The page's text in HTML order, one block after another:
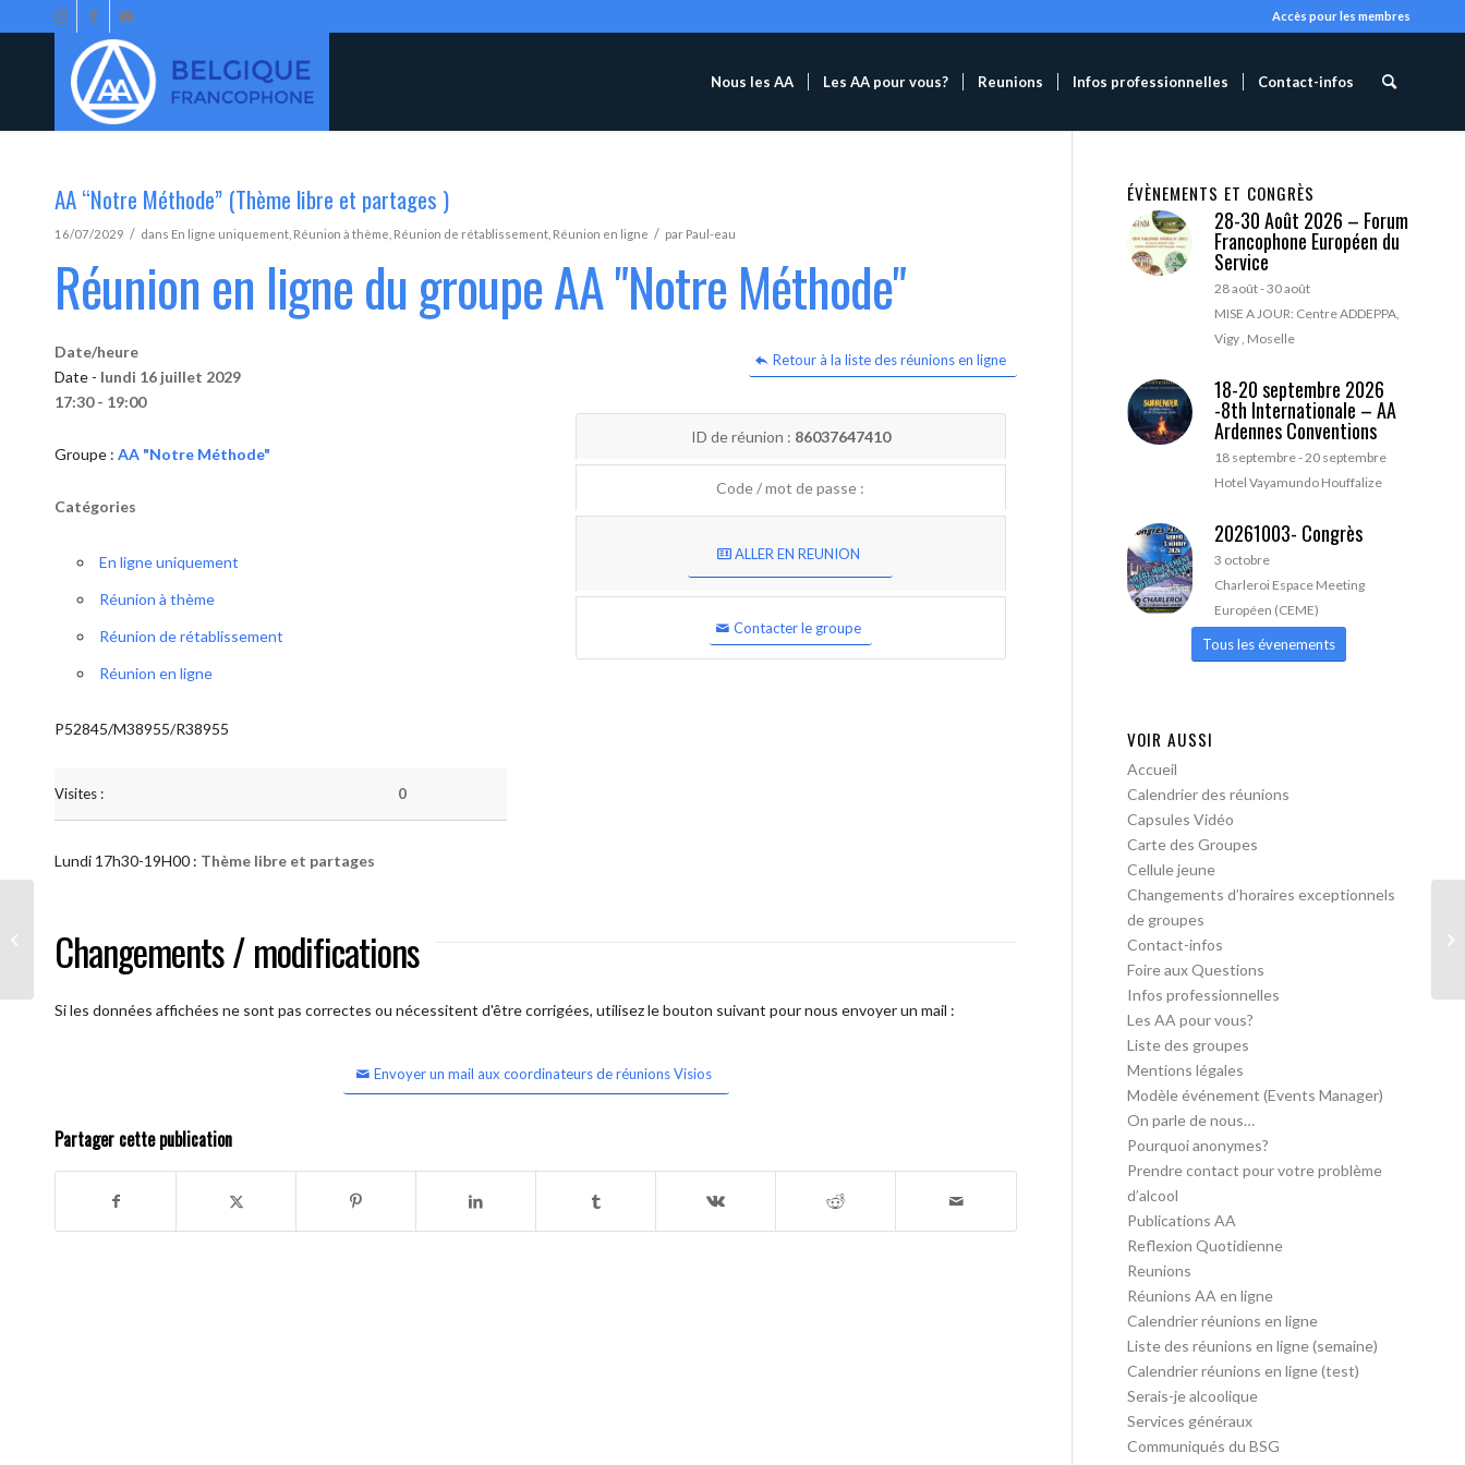
Accès pour les membres
Nous les AA Les AA pour vous? Reunions Infos professionnelles Contact-infos
AA “Notre Méthode” (Thème libre et partages )
16/07/2029 / dans En ligne uniquement Réunion à thème Réunion de rétablissement Réunion en ligne / par Paul-eau
Réunion en ligne du groupe AA "Notre Méthode"
Retour à la liste des réunions en ligne
Date/heure
Date - lundi 16 juillet 2029
17:30 - 19:00
Groupe : AA "Notre Méthode"
Catégories
En ligne uniquement
Réunion à thème
Réunion de rétablissement
Réunion en ligne
P52845/M38955/R38955
Visites : 0
ID de réunion : 86037647410
Code / mot de passe :
ALLER EN REUNION
Contacter le groupe
Lundi 17h30-19H00 : Thème libre et partages
Changements / modifications
Si les données affichées ne sont pas correctes ou nécessitent d'être corrigées, utilisez le bouton suivant pour nous envoyer un mail :
Envoyer un mail aux coordinateurs de réunions Visios
Partager cette publication
ÉVÈNEMENTS ET CONGRÈS
28-30 Août 2026 – Forum
Francophone Européen du
Service
28 août-30 août
MISE A JOUR: Centre ADDEPPA,
Vigy , Moselle
18-20 septembre 2026
-8th Internationale – AA
Ardennes Conventions
18 septembre-20 septembre
Hotel Vayamundo Houffalize
20261003- Congrès
3 octobre
Charleroi Espace Meeting
Européen (CEME)
Tous les évenements
VOIR AUSSI
Accueil
Calendrier des réunions
Capsules Vidéo
Carte des Groupes
Cellule jeune
Changements d’horaires exceptionnels
de groupes
Contact-infos
Foire aux Questions
Infos professionnelles
Les AA pour vous?
Liste des groupes
Mentions légales
Modèle événement (Events Manager)
On parle de nous…
Pourquoi anonymes?
Prendre contact pour votre problème
d’alcool
Publications AA
Reflexion Quotidienne
Reunions
Réunions AA en ligne
Calendrier réunions en ligne
Liste des réunions en ligne (semaine)
Calendrier réunions en ligne (test)
Serais-je alcoolique
Services généraux
Communiqués du BSG
partages )